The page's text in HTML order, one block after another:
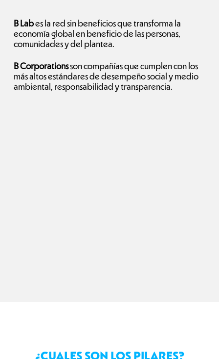
B Labes la red sin beneficios que transforma la
economía global en beneficio de las personas,
comunidades y del plantea.
B Corporationsson compañías que cumplen con los
más altos estándares de desempeño social y medio
ambiental, responsabilidad y transparencia.
¿CUALES SON LOS PILARES?